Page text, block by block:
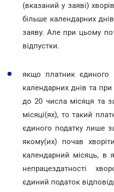
(вказаний у заяві)
більше календарних
заяву. Але при цьому
відпустки.
якщо платник єдиного
календарних днів та
до 20 числа місяця та
місяці(ях), то такий
єдиного податку лише
якому(их) почав
календарний місяць, в
непрацездатності
єдиний податок